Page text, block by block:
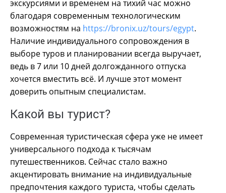
экскурсиями и временем на тихий час можно
благодаря современным технологическим
возможностям на https://bronix.uz/tours/egypt.
Наличие индивидуального сопровождения в
выборе туров и планировании всегда выручает,
ведь в 7 или 10 дней долгожданного отпуска
хочется вместить всё. И лучше этот момент
доверить опытным специалистам.
Какой вы турист?
Современная туристическая сфера уже не имеет
универсального подхода к тысячам
путешественников. Сейчас стало важно
акцентировать внимание на индивидуальные
предпочтения каждого туриста, чтобы сделать